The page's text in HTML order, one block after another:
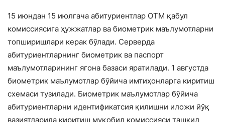
15 июндан 15 июлгача абитуриентлар ОТМ қабул
комиссиясига ҳужжатлар ва биометрик маълумотларни
топширишлари керак бўлади. Серверда
абитуриентларнинг биометрик ва паспорт
маълумотларининг ягона базаси яратилади. 1 августда
биометрик маълумотлар бўйича имтиҳонларга киритиш
схемаси тузилади. Биометрик маълумотлар бўйича
абитуриентларни идентификатсия қилишни иложи йўқ
вазиятларида киритиш муқобил комиссияси ташкил